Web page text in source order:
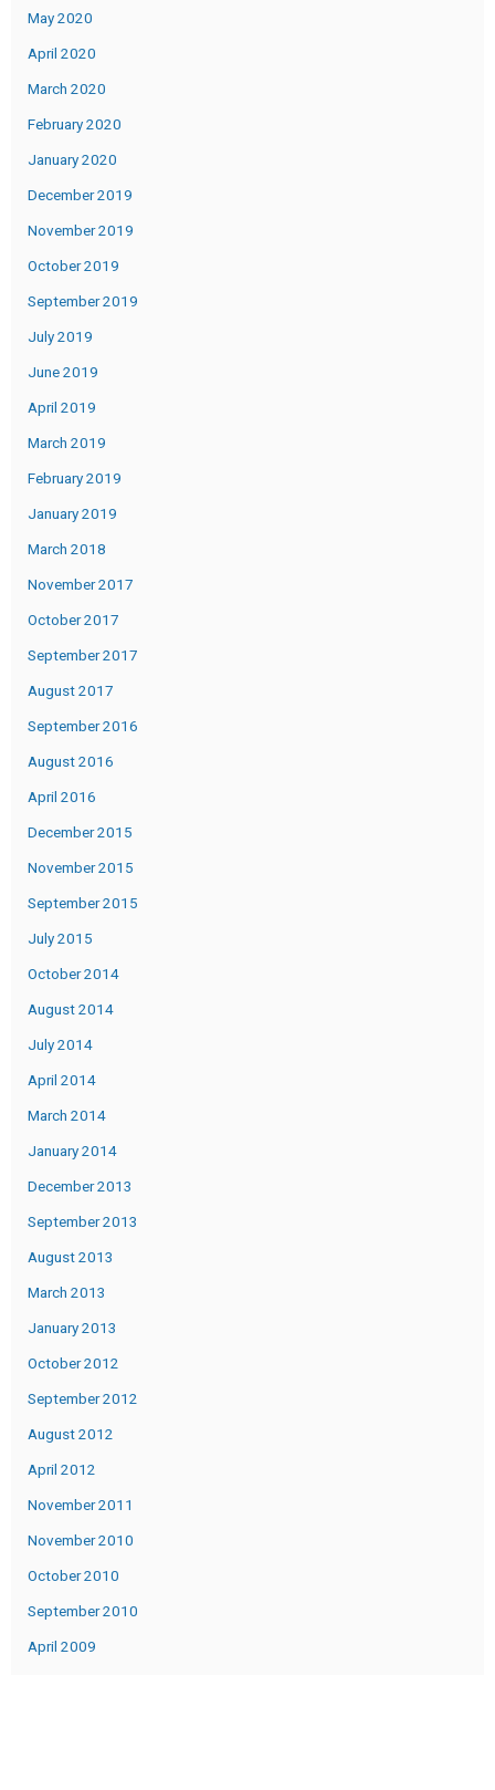
May 2020
April 2020
March 2020
February 2020
January 2020
December 2019
November 2019
October 2019
September 2019
July 2019
June 2019
April 2019
March 2019
February 2019
January 2019
March 2018
November 2017
October 2017
September 2017
August 2017
September 2016
August 2016
April 2016
December 2015
November 2015
September 2015
July 2015
October 2014
August 2014
July 2014
April 2014
March 2014
January 2014
December 2013
September 2013
August 2013
March 2013
January 2013
October 2012
September 2012
August 2012
April 2012
November 2011
November 2010
October 2010
September 2010
April 2009